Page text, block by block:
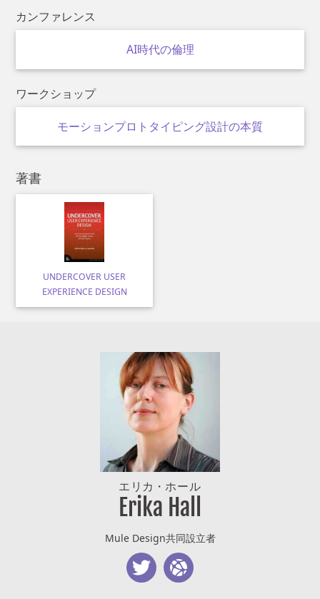
カンファレンス
AI時代の倫理
ワークショップ
モーションプロトタイピング設計の本質
著書
UNDERCOVER USER
EXPERIENCE DESIGN
Erika Hall
エリカ ・ホール
Mule Design共同設立者